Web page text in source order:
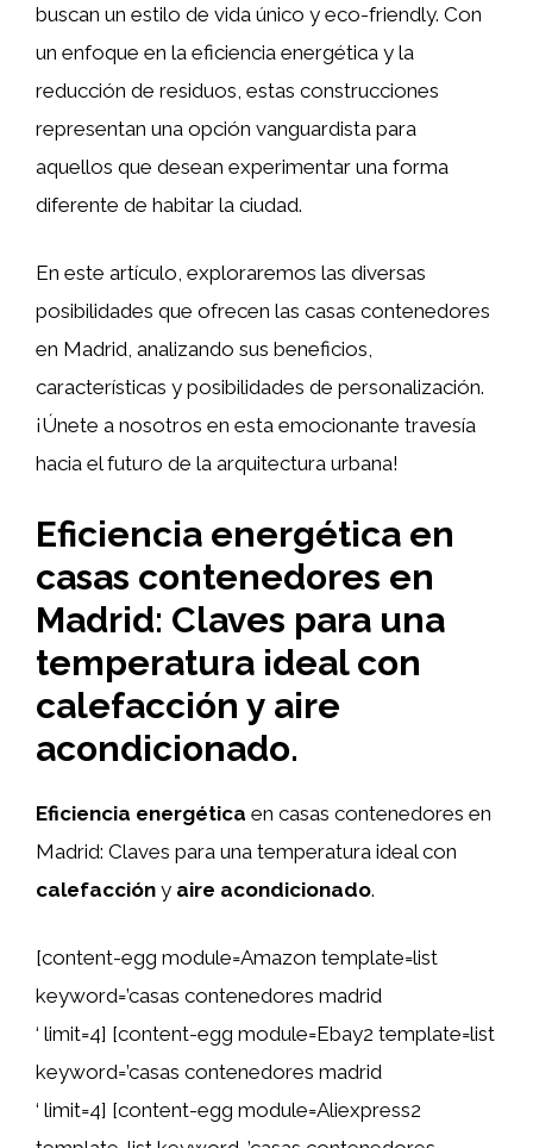
buscan un estilo de vida único y eco-friendly. Con
un enfoque en la eficiencia energética y la
reducción de residuos, estas construcciones
representan una opción vanguardista para
aquellos que desean experimentar una forma
diferente de habitar la ciudad.
En este artículo, exploraremos las diversas
posibilidades que ofrecen las casas contenedores
en Madrid, analizando sus beneficios,
características y posibilidades de personalización.
¡Únete a nosotros en esta emocionante travesía
hacia el futuro de la arquitectura urbana!
Eficiencia energética en
casas contenedores en
Madrid: Claves para una
temperatura ideal con
calefacción y aire
acondicionado.
Eficiencia energética en casas contenedores en
Madrid: Claves para una temperatura ideal con
calefacción y aire acondicionado.
[content-egg module=Amazon template=list
keyword=’casas contenedores madrid
‘ limit=4] [content-egg module=Ebay2 template=list
keyword=’casas contenedores madrid
‘ limit=4] [content-egg module=Aliexpress2